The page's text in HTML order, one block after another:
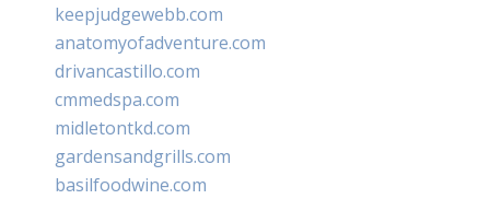
keepjudgewebb.com
anatomyofadventure.com
drivancastillo.com
cmmedspa.com
midletontkd.com
gardensandgrills.com
basilfoodwine.com